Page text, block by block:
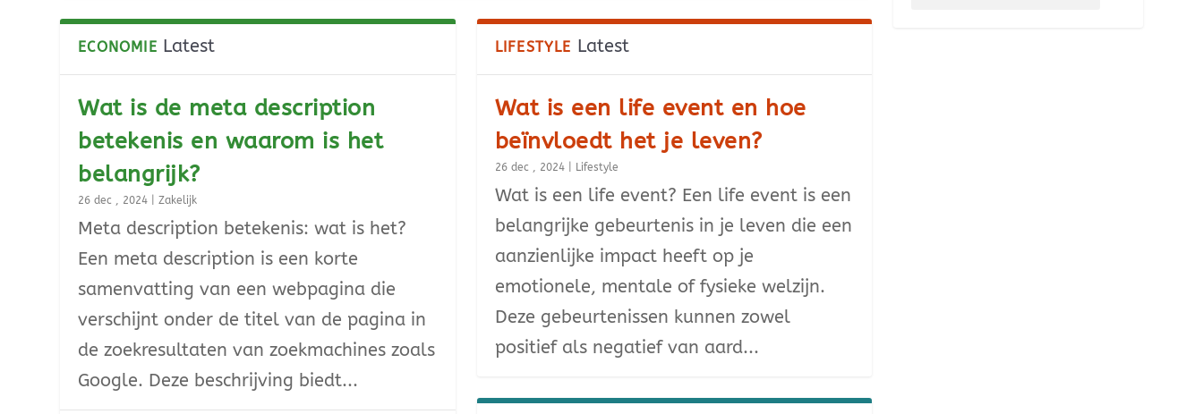
ECONOMIE Latest
Wat is de meta description
betekenis en waarom is het
belangrijk?
26 dec , 2024 |Zakelijk
Meta description betekenis: wat is het?
Een meta description is een korte
samenvatting van een webpagina die
verschijnt onder de titel van de pagina in
de zoekresultaten van zoekmachines zoals
Google. Deze beschrijving biedt...
LIFESTYLE Latest
Wat is een life event en hoe
beïnvloedt het je leven?
26 dec , 2024| Lifestyle
Wat is een life event? Een life event is een
belangrijke gebeurtenis in je leven die een
aanzienlijke impact heeft op je
emotionele, mentale of fysieke welzijn.
Deze gebeurtenissen kunnen zowel
positief als negatief van aard...